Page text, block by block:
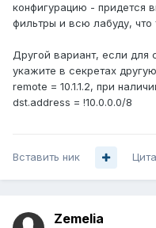
конфигурацию - придется
фильтры и всю лабуду, что
Другой вариант, если для
укажите в секретах
remote = 10.1.1.2, при
dst.address = !10.0.0.0/8
Вставить ник
Zemelia